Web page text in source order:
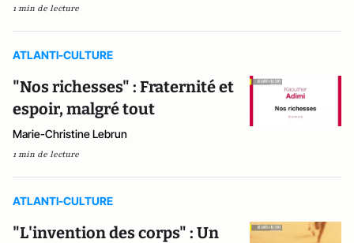
1 min de lecture
ATLANTI-CULTURE
"Nos richesses" : Fraternité et
espoir, malgré tout
Marie-Christine Lebrun
1 min de lecture
ATLANTI-CULTURE
"L'invention des corps" : Un